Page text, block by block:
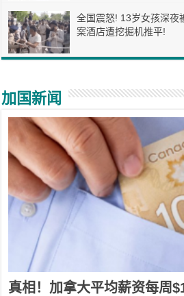
全国震怒! 13岁女孩深夜
案酒店遭挖掘机推平!
加国新闻
真相！加拿大平均薪资每周